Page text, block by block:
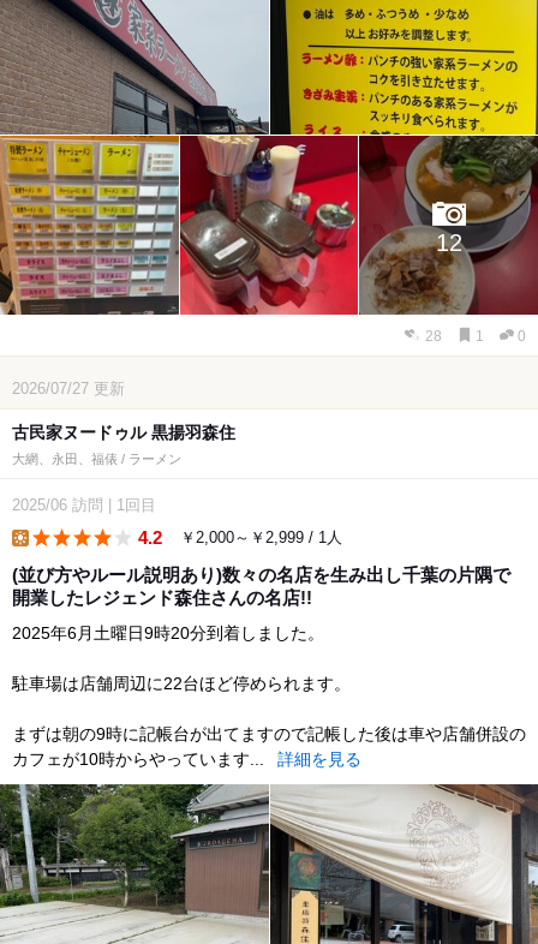
12
28 1 0
2026/07/27 更新
古民家ヌードゥル 黒揚羽森住
大網、永田、福俵 / ラーメン
2025/06 訪問 1回目
4.2 ￥2,000～￥2,999 / 1人
(並び方やルール説明あり)数々の名店を生み出し千葉の片隅で
開業したレジェンド森住さんの名店!!
2025年6月土曜日9時20分到着しました。
駐車場は店舗周辺に22台ほど停められます。
まずは朝の9時に記帳台が出てますので記帳した後は車や店舗併設の
カフェが10時からやっています...
詳細を見る